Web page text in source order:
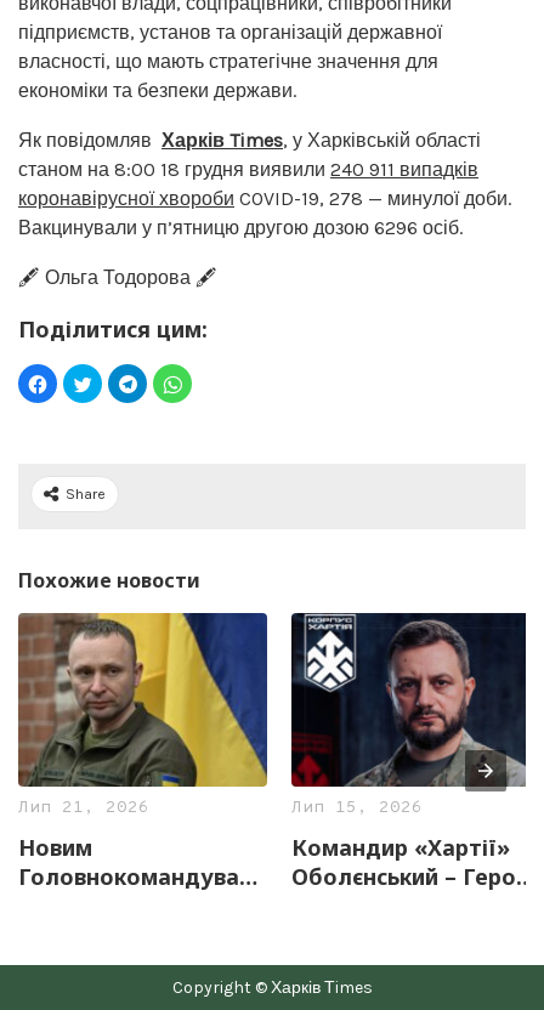
підприємств, установ та організацій державної
власності, що мають стратегічне значення для
економіки та безпеки держави.
Як повідомляв Харків Times, у Харківській області
станом на 8:00 18 грудня виявили 240 911 випадків
коронавірусної хвороби COVID-19, 278 — минулої доби.
Вакцинували у п’ятницю другою дозою 6296 осіб.
🖋️ Ольга Тодорова 🖋️
Поділитися цим:
Share
Похожие новости
Лип 21, 2026
Новим
Головнокомандувачем
Михайло Драпатий –
Лип 15, 2026
Командир «Хартії»
Оболєнський – Герой
Copyright © Харків Тimes